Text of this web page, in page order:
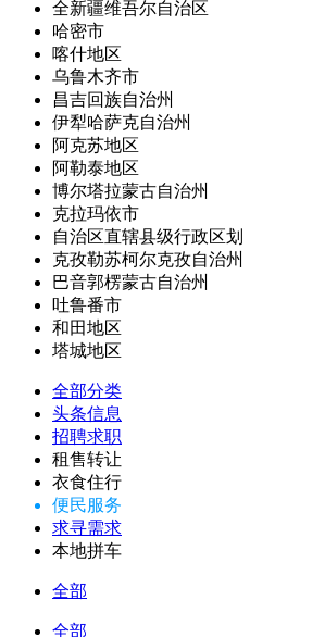
全新疆维吾尔自治区
哈密市
喀什地区
乌鲁木齐市
昌吉回族自治州
伊犁哈萨克自治州
阿克苏地区
阿勒泰地区
博尔塔拉蒙古自治州
克拉玛依市
自治区直辖县级行政区划
克孜勒苏柯尔克孜自治州
巴音郭楞蒙古自治州
吐鲁番市
和田地区
塔城地区
全部分类
头条信息
招聘求职
租售转让
衣食住行
便民服务
求寻需求
本地拼车
全部
全部